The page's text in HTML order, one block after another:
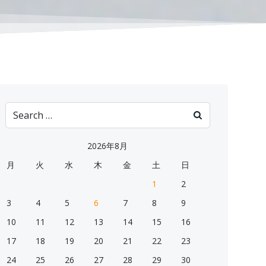
Search
for:
2026年8月
月
火 水 木 金 土
日
1
2
3
4 5 6 7 8
9
10
11 12 13 14 15
16
17
18 19 20 21 22
23
24
25 26 27 28 29 30